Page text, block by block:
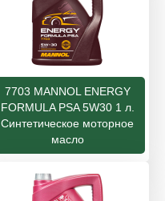
7703 MANNOL ENERGY
FORMULA PSA 5W30 1 л.
Синтетическое моторное
масло